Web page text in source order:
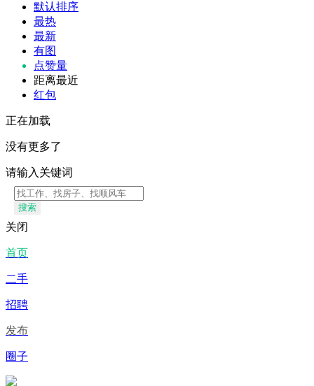
默认排序
最热
最新
有图
点赞量
距离最近
红包
正在加载
没有更多了
请输入关键词
搜索
关闭
首页
二手
招聘
发布
圈子